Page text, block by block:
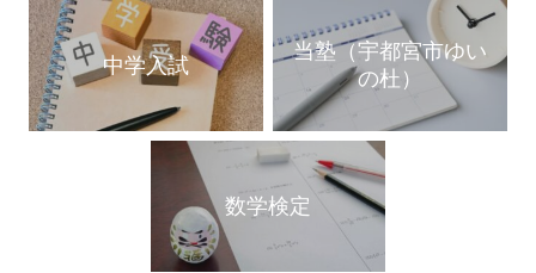
中学入試
当塾（宇都宮市ゆい
の杜）
数学検定